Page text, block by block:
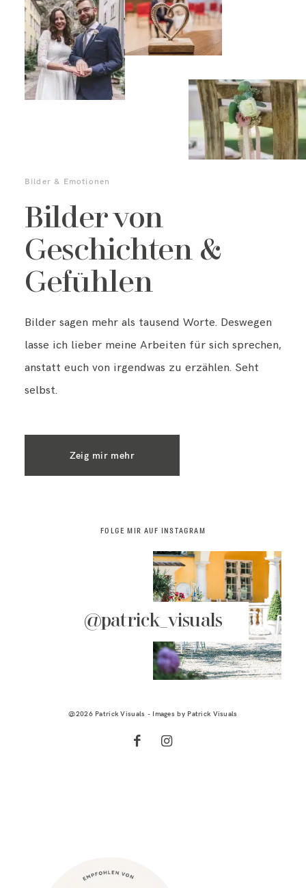
Bilder & Emotionen
Bilder von
Geschichten &
Gefühlen
Bilder sagen mehr als tausend Worte. Deswegen
lasse ich lieber meine Arbeiten für sich sprechen,
anstatt euch von irgendwas zu erzählen. Seht
selbst.
Zeig mir mehr
FOLGE MIR AUF INSTAGRAM
@patrick_visuals
@2026 Patrick Visuals - Images by Patrick Visuals